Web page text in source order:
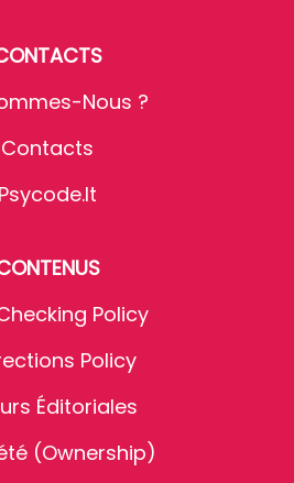
Nous ?
Contacts
Psycode.it
Policy
Policy
Éditoriales
(Ownership)